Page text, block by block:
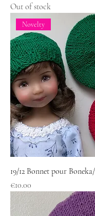
Out of stock
Novelty
19/12 Bonnet pour
Price
€10.00